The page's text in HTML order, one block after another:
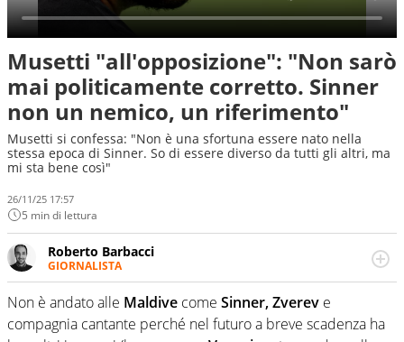
Musetti "all'opposizione": "Non sarò
mai politicamente corretto. Sinner
non un nemico, un riferimento"
Musetti si confessa: "Non è una sfortuna essere nato nella
stessa epoca di Sinner. So di essere diverso da tutti gli altri, ma
mi sta bene così"
26/11/25 17:57
5 min di lettura
Roberto Barbacci
GIORNALISTA
Giornalista (pubblicista) sportivo a tutto campo, è il
tuttologo di Virgilio Sport. Provate a chiedergli di boxe, di
scherma, di volley o di curling: ve ne farà innamorare
Non è andato alle Maldive come Sinner, Zverev e
compagnia cantante perché nel futuro a breve scadenza ha